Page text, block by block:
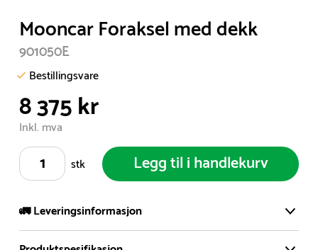
1
of
1
Mooncar Foraksel med dekk
901050E
Bestillingsvare
8 375 kr
Inkl. mva
stk
Legg til i handlekurv
🚛 Leveringsinformasjon